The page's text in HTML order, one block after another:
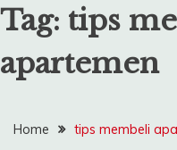
Tag: tips
apartemen
Home tips membeli